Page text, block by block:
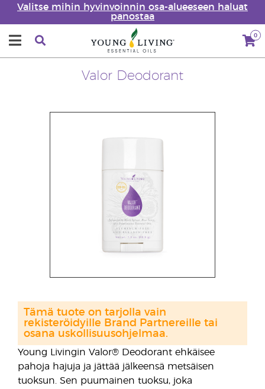
Valitse mihin hyvinvoinnin osa-alueeseen haluat
panostaa
0
Valor Deodorant
Young Livingin Valor® Deodorant ehkäisee
pahoja hajuja ja jättää jälkeensä metsäisen
tuoksun. Sen puumainen tuoksu, joka
Tämä tuote on tarjolla vain
rekisteröidyille Brand Partnereille tai
osana uskollisuusohjelmaa.